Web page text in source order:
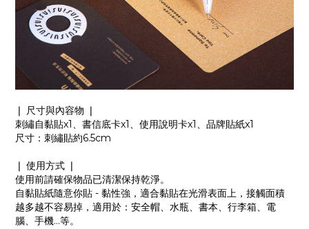
❘ 尺寸與內容物 ❘
刺繡自黏貼x1、書信底卡x1、使用說明卡x1、品牌貼紙x1
尺寸：刺繡貼約6.5cm
❘ 使用方式 ❘
使用前請確保物品已清潔保持乾淨。
自黏貼紙隨意你貼 - 黏性強，適合黏貼在光滑表面上，接觸面積
越多越不容易掉，適用於：安全帽、水瓶、書本、行李箱、電
腦、手機...等。